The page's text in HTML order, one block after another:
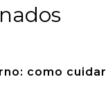
como cuidar